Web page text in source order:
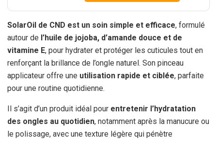
SolarOil de CND est un soin simple et efficace, formulé
autour de l’huile de jojoba, d’amande douce et de
vitamine E, pour hydrater et protéger les cuticules tout en
renforçant la brillance de l’ongle naturel. Son pinceau
applicateur offre une utilisation rapide et ciblée, parfaite
pour une routine quotidienne.
Il s’agit d’un produit idéal pour entretenir l’hydratation
des ongles au quotidien, notamment après la manucure ou
le polissage, avec une texture légère qui pénètre